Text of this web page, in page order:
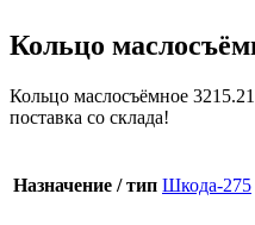
Кольцо
Кольцо маслосъёмное
поставка со склада!
Назначение / тип Шкода-275